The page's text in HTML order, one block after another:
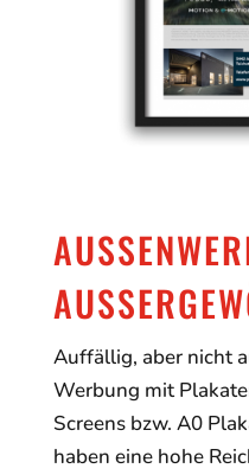
Auffällig, aber nicht
Werbung mit
Screens bzw. A0
haben eine hohe